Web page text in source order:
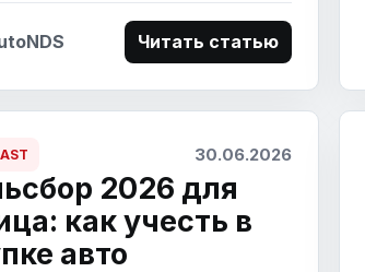
Читать статью
30.06.2026
2026 для
как учесть в
авто